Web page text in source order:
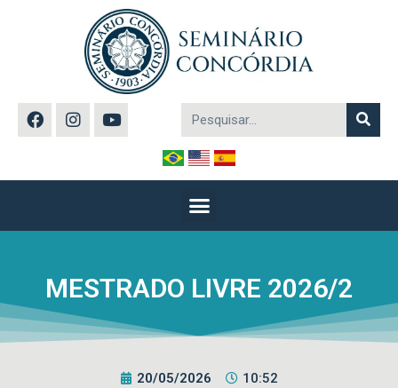
MESTRADO LIVRE 2026/2
20/05/2026 10:52